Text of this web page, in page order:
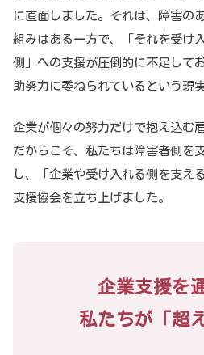
に直面しました。それは、障害の
組みはある一方で、「それを受け
側」への支援が圧倒的に不足して
助努力に委ねられているという現実
企業が個々の努力だけで抱え込む
だからこそ、私たちは障害者側を
し、「企業や受け入れる側を支え
支援協会を立ち上げました。
企業支援を
私たちが 「超